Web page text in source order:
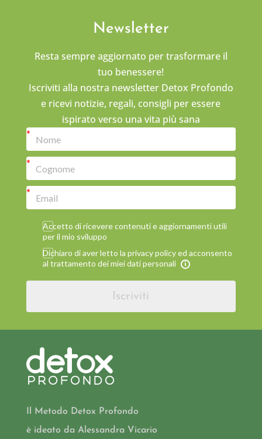
Newsletter
Resta sempre aggiornato per trasformare il
tuo benessere!
Iscriviti alla nostra newsletter Detox Profondo
e ricevi notizie, regali, consigli per essere
ispirato verso una vita più sana
Accetto di ricevere contenuti e aggiornamenti utili
per il mio sviluppo
Dichiaro di aver letto la privacy policy ed acconsento
al trattamento dei miei dati personali
Iscriviti
Il Metodo Detox Profondo
è ideato da Alessandra Vicario